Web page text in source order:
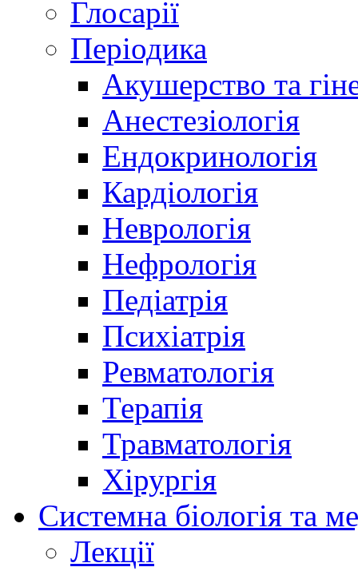
Глосарії
Періодика
Акушерство та
Анестезіологія
Ендокринологія
Кардіологія
Неврологія
Нефрологія
Педіатрія
Психіатрія
Ревматологія
Терапія
Травматологія
Хірургія
Системна біологія та
Лекції